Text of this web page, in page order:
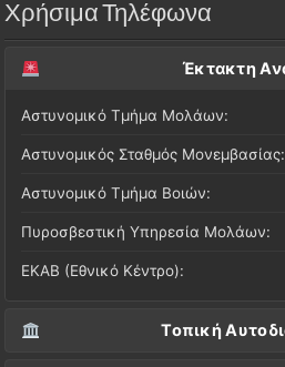
Χρήσιμα Τηλέφωνα
Έκτακτη
Αστυνομικό Τμήμα Μολάων:
Αστυνομικός Σταθμός Μονεμβασίας:
Αστυνομικό Τμήμα Βοιών:
Πυροσβεστική Υπηρεσία Μολάων:
ΕΚΑΒ (Εθνικό Κέντρο):
Τοπική